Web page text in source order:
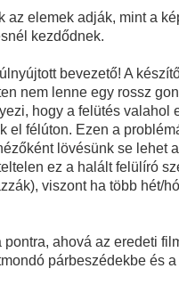
az elemek adják, mint a
kezdődnek.
bevezető! A
nem lenne egy rossz
hogy a felütés
el félúton. Ezen a
lövésünk se lehet
ez a halált felülíró
viszont ha több hét/
ahová az eredeti
párbeszédekbe és